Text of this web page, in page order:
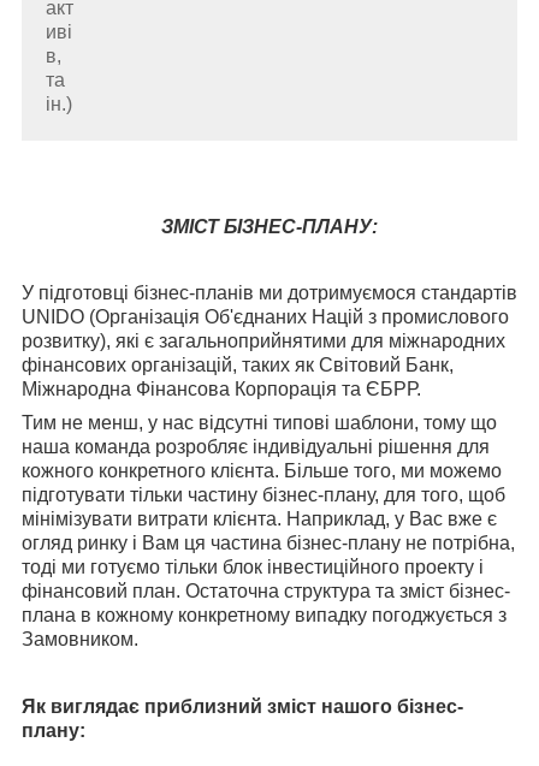
акт
иві
в,
та
ін.)
ЗМІСТ БІЗНЕС-ПЛАНУ:
У підготовці бізнес-планів ми дотримуємося стандартів
UNIDO (Організація Об'єднаних Націй з промислового
розвитку), які є загальноприйнятими для міжнародних
фінансових організацій, таких як Світовий Банк,
Міжнародна Фінансова Корпорація та ЄБРР.
Тим не менш, у нас відсутні типові шаблони, тому що
наша команда розробляє індивідуальні рішення для
кожного конкретного клієнта. Більше того, ми можемо
підготувати тільки частину бізнес-плану, для того, щоб
мінімізувати витрати клієнта. Наприклад, у Вас вже є
огляд ринку і Вам ця частина бізнес-плану не потрібна,
тоді ми готуємо тільки блок інвестиційного проекту і
фінансовий план. Остаточна структура та зміст бізнес-
плана в кожному конкретному випадку погоджується з
Замовником.
Як виглядає приблизний зміст нашого бізнес-
плану: